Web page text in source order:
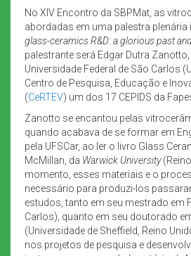
No XIV Encontro da SBPMat, as
abordadas em uma palestra plenária
glass-ceramics R&D: a glorious past
palestrante será Edgar Dutra
Universidade Federal de São Carlos
Centro de Pesquisa, Educação e
(CeRTEV) um dos 17 CEPIDS da
Zanotto se encantou pelas
quando acabava de se formar em
pela UFSCar, ao ler o livro Glass
McMillan, da Warwick University
momento, esses materiais e o
necessário para produzi-los
estudos, tanto em seu mestrado em
Carlos), quanto em seu doutorado
(Universidade de Sheffield, Reino
nos projetos de pesquisa e